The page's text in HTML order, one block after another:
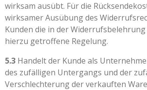
wirksam ausübt. Für die
wirksamer Ausübung des
Kunden die in der
hierzu getroffene Regelung.
5.3 Handelt der Kunde als
des zufälligen Untergangs und der
Verschlechterung der verkauften